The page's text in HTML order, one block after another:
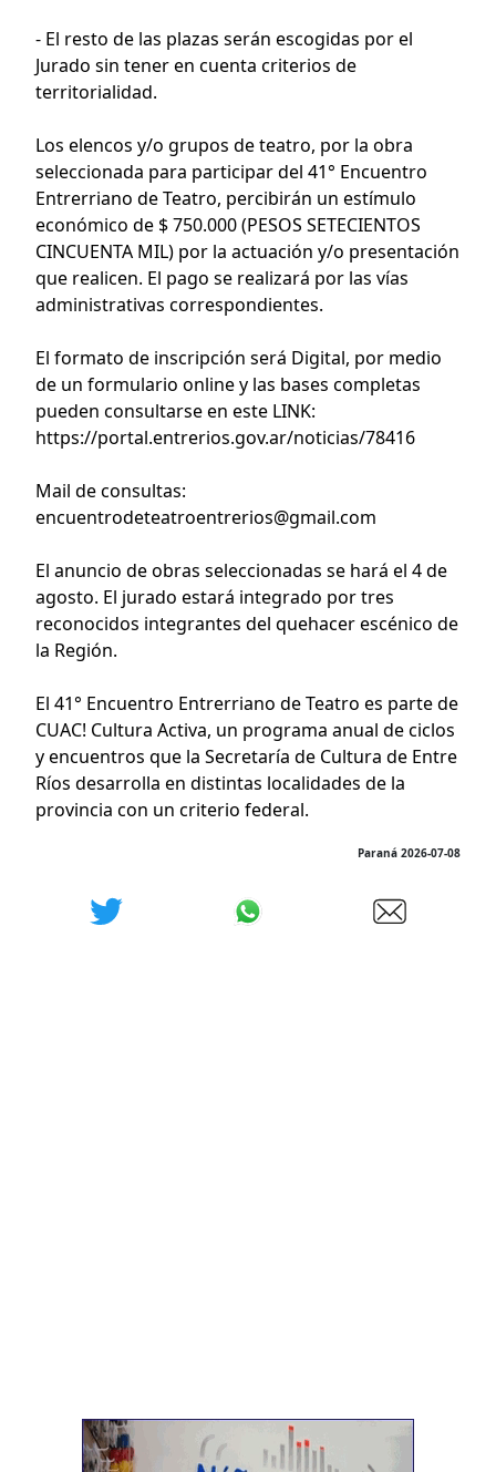
- El resto de las plazas serán escogidas por el
Jurado sin tener en cuenta criterios de
territorialidad.
Los elencos y/o grupos de teatro, por la obra
seleccionada para participar del 41° Encuentro
Entrerriano de Teatro, percibirán un estímulo
económico de $ 750.000 (PESOS SETECIENTOS
CINCUENTA MIL) por la actuación y/o presentación
que realicen. El pago se realizará por las vías
administrativas correspondientes.
El formato de inscripción será Digital, por medio
de un formulario online y las bases completas
pueden consultarse en este LINK:
https://portal.entrerios.gov.ar/noticias/78416
Mail de consultas:
encuentrodeteatroentrerios@gmail.com
El anuncio de obras seleccionadas se hará el 4 de
agosto. El jurado estará integrado por tres
reconocidos integrantes del quehacer escénico de
la Región.
El 41° Encuentro Entrerriano de Teatro es parte de
CUAC! Cultura Activa, un programa anual de ciclos
y encuentros que la Secretaría de Cultura de Entre
Ríos desarrolla en distintas localidades de la
provincia con un criterio federal.
Paraná 2026-07-08